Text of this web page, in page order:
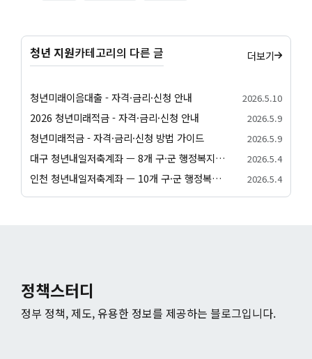
청년 지원카테고리의 다른 글 더보기
청년미래이음대출 - 자격·금리·신청 안내 2026.5.10
2026 청년미래적금 - 자격·금리·신청 안내 2026.5.9
청년미래적금 - 자격·금리·신청 방법 가이드 2026.5.9
대구 청년내일저축계좌 — 8개 구·군 행정복지센터 신청 방법 2026.5.4
인천 청년내일저축계좌 — 10개 구·군 행정복지센터 신청 방법 2026.5.4
정책스터디
정부 정책, 제도, 유용한 정보를 제공하는 블로그입니다.